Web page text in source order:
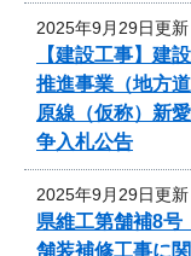
2025年9月29日更新
【建設工事】建
推進事業（地方
原線（仮称）新
争入札公告
2025年9月29日更新
県維工第舗補8
舗装補修工事に